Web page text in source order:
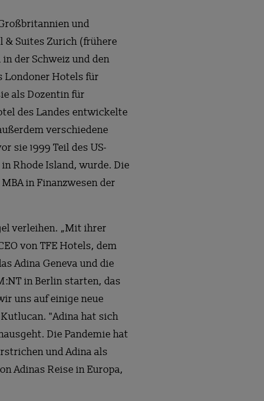
und
Suites Zurich (frühere
der Schweiz und den
Londoner Hotels für
als Dozentin für
des Landes entwickelte
verschiedene
sie 1999 Teil des US-
Rhode Island, wurde. Die
in Finanzwesen der
verleihen. „Mit ihrer
von TFE Hotels, dem
Adina Geneva und die
in Berlin starten, das
uns auf einige neue
"Adina hat sich
Die Pandemie hat
und Adina als
Adinas Reise in Europa,